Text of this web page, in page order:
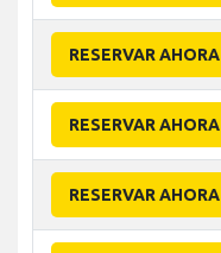
RESERVAR AHORA
RESERVAR AHORA
RESERVAR AHORA